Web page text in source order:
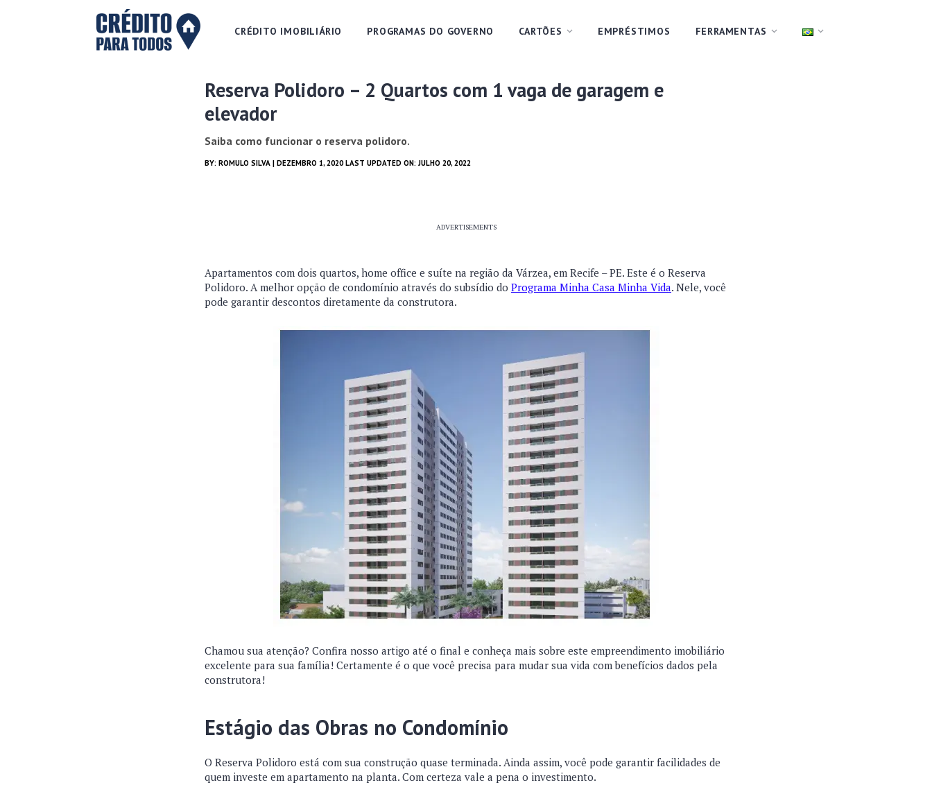
CRÉDITO IMOBILIÁRIO PROGRAMAS DO GOVERNO CARTÕES EMPRÉSTIMOS FERRAMENTAS
Reserva Polidoro – 2 Quartos com 1 vaga de garagem e
elevador
Saiba como funcionar o reserva polidoro.
BY: ROMULO SILVA | DEZEMBRO 1, 2020 LAST UPDATED ON: JULHO 20, 2022
ADVERTISEMENTS
Apartamentos com dois quartos, home office e suíte na região da Várzea, em Recife – PE. Este é o Reserva
Polidoro. A melhor opção de condomínio através do subsídio do Programa Minha Casa Minha Vida. Nele, você
pode garantir descontos diretamente da construtora.
Chamou sua atenção? Confira nosso artigo até o final e conheça mais sobre este empreendimento imobiliário
excelente para sua família! Certamente é o que você precisa para mudar sua vida com benefícios dados pela
construtora!
Estágio das Obras no Condomínio
O Reserva Polidoro está com sua construção quase terminada. Ainda assim, você pode garantir facilidades de
quem investe em apartamento na planta. Com certeza vale a pena o investimento.